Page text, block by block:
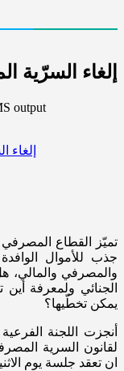
إلغاء السرّية
تميّز القطاع المصرفي
جذب للأموال
والمصرفي والمالي،
الجنائي ولمعرفة
يمكن تخطّيها؟
أنجزت اللجنة
لقانون السرية
ان تعقد جلسة يوم